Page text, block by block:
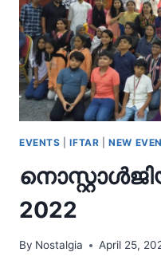
EVENTS |IFTAR |NEW
2022
By Nostalgia April 25,